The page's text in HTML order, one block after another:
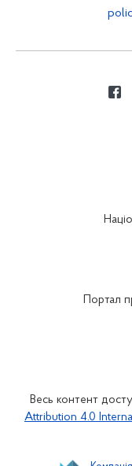
Портал
Весь контент
Attribution 4.0